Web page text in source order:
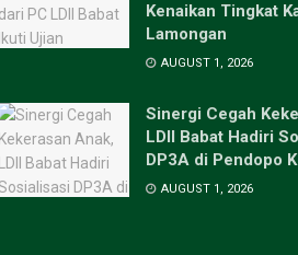
Kenaikan Tingkat
Lamongan
AUGUST 1, 2026
Sinergi Cegah
LDII Babat Hadiri
DP3A di Pendopo
AUGUST 1, 2026